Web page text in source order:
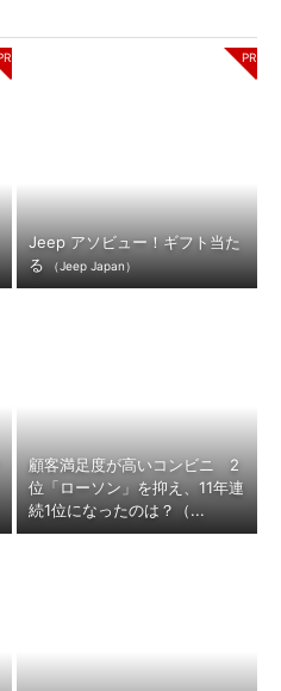
Jeep アソビュー！ギフト当た
る
（Jeep Japan）
顧客満足度が高いコンビニ 2
位「ローソン」を抑え、11年連
続1位になったのは？（...